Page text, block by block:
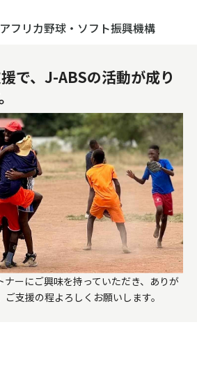
フリカ野球・ソフト振興機構
で、J-ABSの活動が成り
ーにご興味を持っていただき、ありが
支援の程よろしくお願いします。